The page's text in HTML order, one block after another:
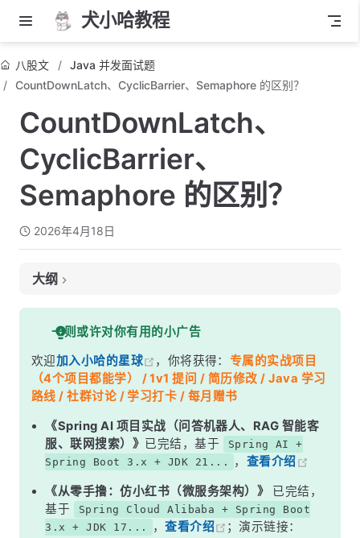
犬小哈教程
八股文
Java 并发面试题
CountDownLatch、CyclicBarrier、Semaphore 的区别？
CountDownLatch、
CyclicBarrier、
Semaphore 的区别？
2026年4月18日
大纲
面试考察点
核心答案
深度解析
一、用生活场景秒懂三者区别
二、CountDownLatch——&quot;一次性倒计时器&quot;
三、CyclicBarrier——&quot;循环栅栏&quot;
五、三者核心差异对比
六、怎么选？一张决策图搞定
一则或许对你有用的小广告
欢迎加入小哈的星球 ，你将获得： 专属的实战项目
（4个项目都能学） / 1v1 提问 / 简历修改 / Java 学习
路线 / 社群讨论 / 学习打卡 / 每月赠书
《Spring AI 项目实战（问答机器人、RAG 智能客
服、联网搜索）》 已完结，基于
Spring AI +
Spring Boot 3.x + JDK 21...
， 查看介绍
《从零手撸：仿小红书（微服务架构）》
已完结，
基于
Spring Cloud Alibaba + Spring Boot
3.x + JDK 17...
，查看介绍
；演示链接：